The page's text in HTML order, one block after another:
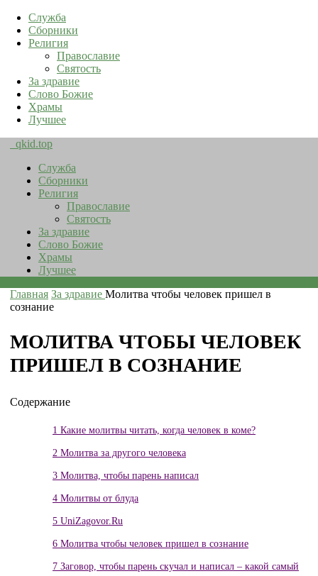
Служба
Сборники
Религия
Православие
Святость
За здравие
Слово Божие
Храмы
Лучшее
qkid.top
Служба
Сборники
Религия
Православие
Святость
За здравие
Слово Божие
Храмы
Лучшее
Главная За здравие Молитва чтобы человек пришел в
сознание
МОЛИТВА ЧТОБЫ ЧЕЛОВЕК
ПРИШЕЛ В СОЗНАНИЕ
Содержание
1 Какие молитвы читать, когда человек в коме?
2 Молитва за другого человека
3 Молитва, чтобы парень написал
4 Молитвы от блуда
5 UniZagovor.Ru
6 Молитва чтобы человек пришел в сознание
7 Заговор, чтобы парень скучал и написал – какой самый